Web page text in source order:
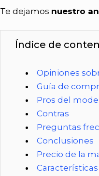
Te dejamos nuestro
Índice de
Opiniones
Guía de
Pros del
Contras
Preguntas
Conclusiones
Precio de la